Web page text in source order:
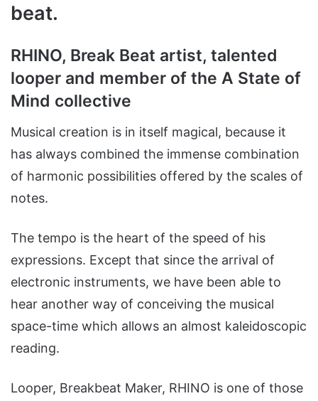
beat.
RHINO, Break Beat artist, talented
looper and member of the A State of
Mind collective
Musical creation is in itself magical, because it
has always combined the immense combination
of harmonic possibilities offered by the scales of
notes.
The tempo is the heart of the speed of his
expressions. Except that since the arrival of
electronic instruments, we have been able to
hear another way of conceiving the musical
space-time which allows an almost kaleidoscopic
reading.
Looper, Breakbeat Maker, RHINO is one of those